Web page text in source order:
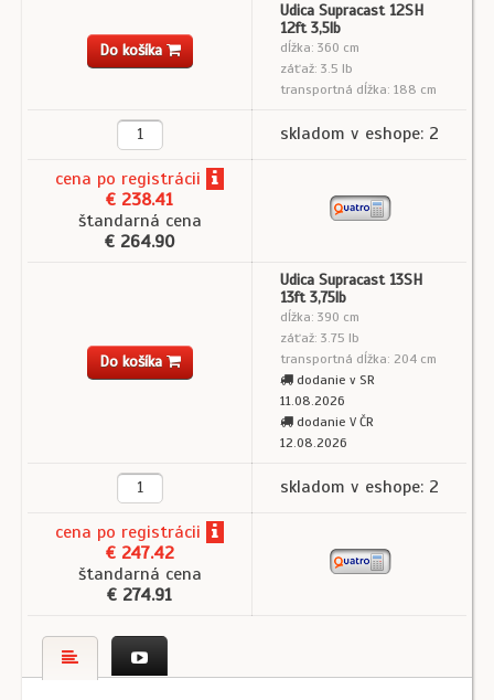
Do košíka
Udica Supracast 12SH
12ft 3,5lb
dĺžka: 360 cm
záťaž: 3.5 lb
transportná dĺžka: 188 cm
skladom v eshope: 2
cena po registrácii
€ 238.41
štandarná cena
€ 264.90
Do košíka
Udica Supracast 13SH
13ft 3,75lb
dĺžka: 390 cm
záťaž: 3.75 lb
transportná dĺžka: 204 cm
dodanie v SR
11.08.2026
dodanie V ČR
12.08.2026
skladom v eshope: 2
cena po registrácii
€ 247.42
štandarná cena
€ 274.91